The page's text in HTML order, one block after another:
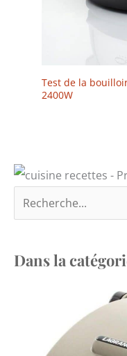
Test de la
2400W
Dans la